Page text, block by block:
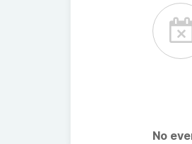
No